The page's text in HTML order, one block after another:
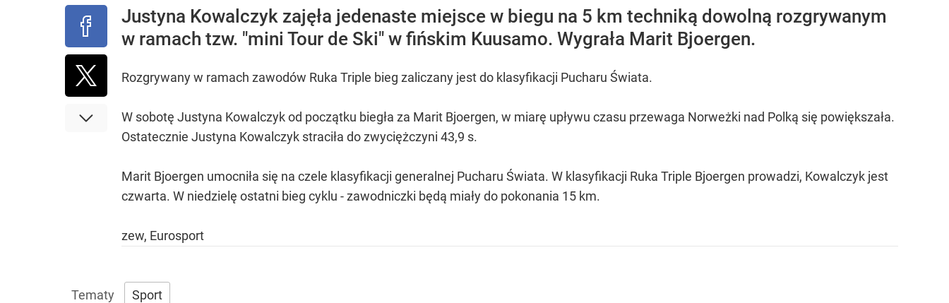
Justyna Kowalczyk zajęła jedenaste miejsce w biegu na 5 km techniką dowolną rozgrywanym
w ramach tzw. "mini Tour de Ski" w fińskim Kuusamo. Wygrała Marit Bjoergen.
Rozgrywany w ramach zawodów Ruka Triple bieg zaliczany jest do klasyfikacji Pucharu Świata.
W sobotę Justyna Kowalczyk od początku biegła za Marit Bjoergen, w miarę upływu czasu przewaga Norweżki nad Polką się powiększała.
Ostatecznie Justyna Kowalczyk straciła do zwyciężczyni 43,9 s.
Marit Bjoergen umocniła się na czele klasyfikacji generalnej Pucharu Świata. W klasyfikacji Ruka Triple Bjoergen prowadzi, Kowalczyk jest
czwarta. W niedzielę ostatni bieg cyklu - zawodniczki będą miały do pokonania 15 km.
zew, Eurosport
Sport